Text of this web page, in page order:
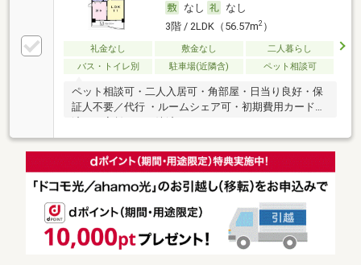
なし
なし
3階 / 2LDK（56.57m2）
礼金なし 敷金なし
二人暮らし
バス・トイレ別
駐車場(近隣含) ペット相談可
ペット相談可・二人入居可・角部屋・日当り良好・保
証人不要／代行 ・ルームシェア可・初期費用カード決